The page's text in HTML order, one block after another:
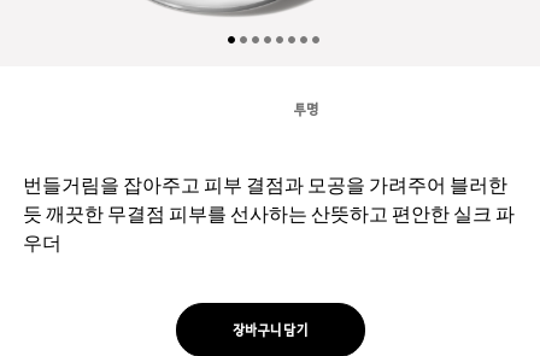
번들거림을 잡아주고 피부 결점과 모공을 가려주어 블러한
듯 깨끗한 무결점 피부를 선사하는 산뜻하고 편안한 실크 파
우더
투명
장바구니 담기